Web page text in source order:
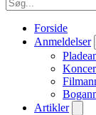
Forside
Anmeldelser
Artikler